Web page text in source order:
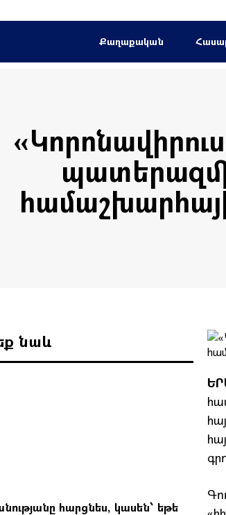
Քաղաքական
նաև
հարցնես, կասեն՝ եթե